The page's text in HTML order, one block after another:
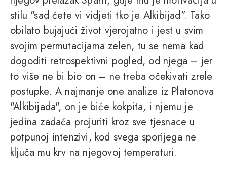
stilu "sad ćete vi vidjeti tko je Alkibijad". Tako
obilato bujajući život vjerojatno i jest u svim
svojim permutacijama zelen, tu se nema kad
dogoditi retrospektivni pogled, od njega – jer
to više ne bi bio on – ne treba očekivati zrele
postupke. A najmanje one analize iz Platonova
"Alkibijada", on je biće kokpita, i njemu je
jedina zadaća projuriti kroz sve tjesnace u
potpunoj intenzivi, kod svega sporijega ne
ključa mu krv na njegovoj temperaturi.